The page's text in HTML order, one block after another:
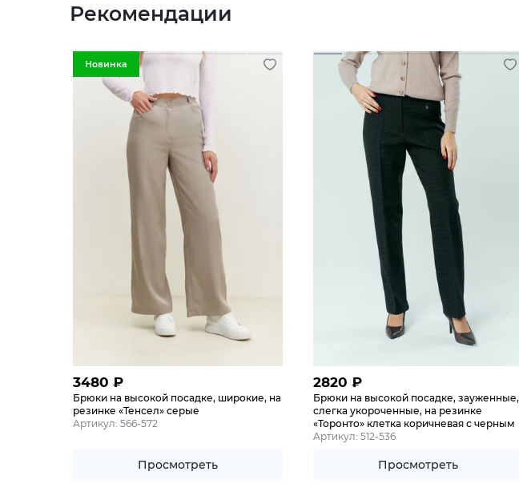
Рекомендации
Новинка
3480 ₽
Брюки на высокой посадке, широкие, на
резинке «Тенсел» серые
Артикул: 566-572
Просмотреть
2820 ₽
Брюки на высокой посадке, зауженные,
слегка укороченные, на резинке
«Торонто» клетка коричневая с черным
Артикул: 512-536
Просмотреть